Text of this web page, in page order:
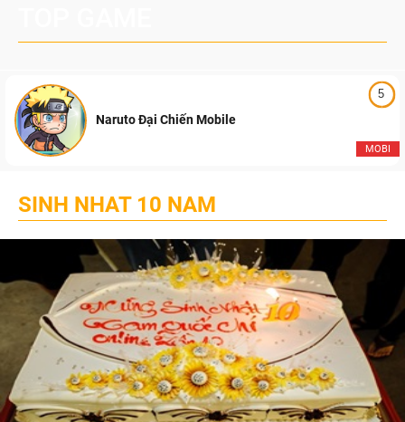
5
MOBI
Naruto Đại Chiến Mobile
SINH NHAT 10 NAM